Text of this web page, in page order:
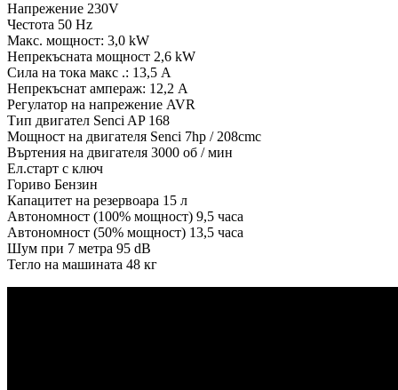
Напрежение 230V
Честота 50 Hz
Макс. мощност: 3,0 kW
Непрекъсната мощност 2,6 kW
Сила на тока макс .: 13,5 A
Непрекъснат ампераж: 12,2 A
Регулатор на напрежение AVR
Тип двигател Senci AP 168
Мощност на двигателя Senci 7hp / 208cmc
Въртения на двигателя 3000 об / мин
Ел.старт с ключ
Гориво Бензин
Капацитет на резервоара 15 л
Автономност (100% мощност) 9,5 часа
Автономност (50% мощност) 13,5 часа
Шум при 7 метра 95 dB
Тегло на машината 48 кг